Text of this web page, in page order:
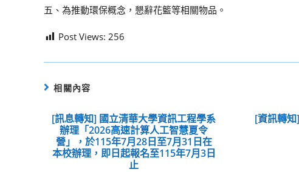
五、為推動環保概念，懇辭花籃等相關物品。
Post Views: 256
相關內容
[訊息轉知] 國立清華大學資訊工程學系
辦理「2026高速計算人工智慧夏令
營」，於115年7月28日至7月31日在
本校辦理，即日起報名至115年7月3日
止
[資訊轉